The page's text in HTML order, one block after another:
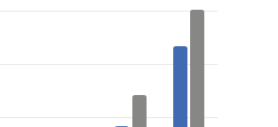
axis displaying categories.